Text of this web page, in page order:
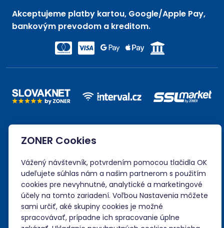
Akceptujeme platby kartou, Google/Apple Pay,
bankovým prevodom a kreditom.
ZONER Cookies
Vážený návštevník, potvrdením pomocou tlačidla OK
udeľujete súhlas nám a našim partnerom s použitím
cookies pre nevyhnutné, analytické a marketingové
účely na tomto zariadení. Voľbou Nastavenia môžete
sami určiť, aké skupiny cookies je možné
spracovávať, prípadne ich spracovanie úplne